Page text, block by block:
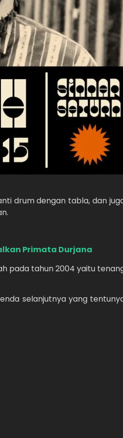
drum dengan tabla, dan
Primata Durjana
pada tahun 2004 yaitu
selanjutnya yang